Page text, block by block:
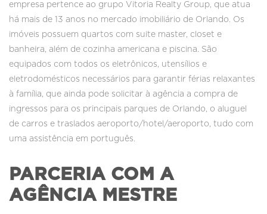
empresa pertence ao grupo Vitoria Realty Group, que atua
há mais de 13 anos no mercado imobiliário de Orlando. Os
imóveis possuem quartos com suite master, closet e
banheira, além de cozinha americana e piscina. São
equipados com todos os eletrônicos, utensílios e
eletrodomésticos necessários para garantir férias relaxantes
à família, que ainda pode solicitar à agência a compra de
ingressos para os principais parques de Orlando, o aluguel
de carros e traslados aeroporto/hotel/aeroporto, tudo com
uma assistência em português.
PARCERIA COM A
AGÊNCIA MESTRE